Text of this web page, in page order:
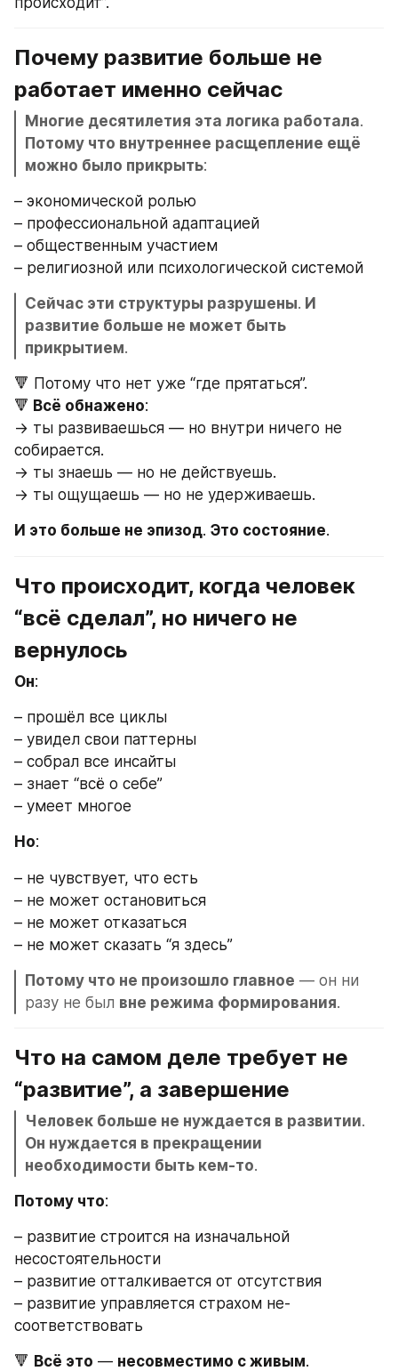
Почему развитие больше не
работает именно сейчас
Многие десятилетия эта логика работала.
Потому что внутреннее расщепление ещё
можно было прикрыть:
– экономической ролью
– профессиональной адаптацией
– общественным участием
– религиозной или психологической системой
Сейчас эти структуры разрушены. И
развитие больше не может быть
прикрытием.
🔻 Потому что нет уже “где прятаться”.
🔻 Всё обнажено:
→ ты развиваешься — но внутри ничего не
собирается.
→ ты знаешь — но не действуешь.
→ ты ощущаешь — но не удерживаешь.
И это больше не эпизод. Это состояние.
Что происходит, когда человек
“всё сделал”, но ничего не
вернулось
Он:
– прошёл все циклы
– увидел свои паттерны
– собрал все инсайты
– знает “всё о себе”
– умеет многое
Но:
– не чувствует, что есть
– не может остановиться
– не может отказаться
– не может сказать “я здесь”
Потому что не произошло главное — он ни
разу не был вне режима формирования.
Что на самом деле требует не
“развитие”, а завершение
Человек больше не нуждается в развитии.
Он нуждается в прекращении
необходимости быть кем-то.
Потому что:
– развитие строится на изначальной
несостоятельности
– развитие отталкивается от отсутствия
– развитие управляется страхом не-
соответствовать
🔻 Всё это — несовместимо с живым.